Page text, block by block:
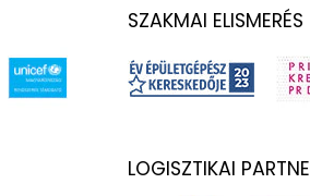
SZAKMAI ELISMERÉS
LOGISZTIKAI